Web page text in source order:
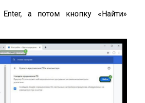
Enter, а потом кнопку «Найти»